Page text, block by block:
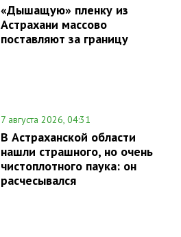
«Дышащую» пленку из
Астрахани массово
поставляют за границу
7 августа 2026, 04:31
В Астраханской области
нашли страшного, но очень
чистоплотного паука: он
расчесывался